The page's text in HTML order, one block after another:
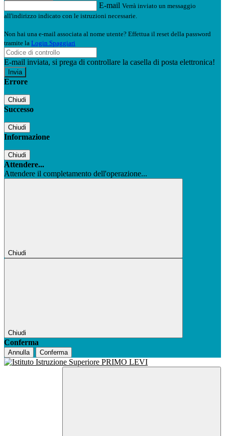
E-mail Verrà inviato un messaggio
all'indirizzo indicato con le istruzioni necessarie.
Non hai una e-mail associata al nome utente? Effettua il reset della password
tramite la Login Spaggiari
E-mail inviata, si prega di controllare la casella di posta elettronica!
Errore
Chiudi
Successo
Chiudi
Informazione
Chiudi
Attendere...
Attendere il completamento dell'operazione...
Chiudi
Chiudi
Conferma
Annulla Conferma